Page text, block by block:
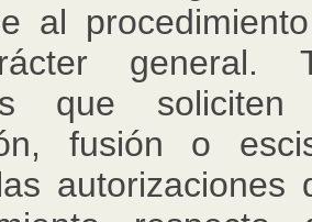
al
general.
que soliciten
fusión o
autorizaciones